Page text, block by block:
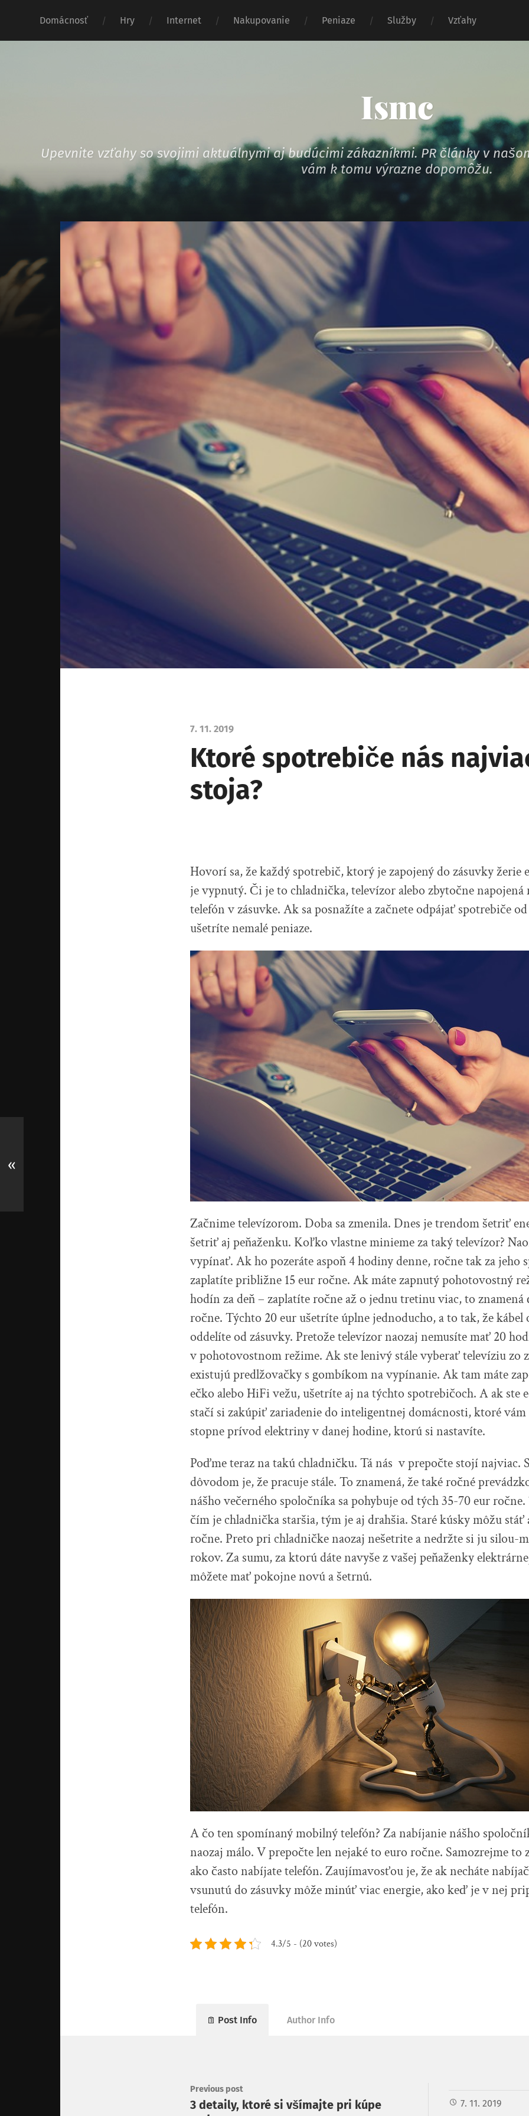
Domácnosť Hry Internet Nakupovanie Peniaze Služby Vzťahy
Ismc
Upevnite vzťahy so svojimi aktuálnymi aj budúcimi zákazníkmi. PR články v
vám k tomu výrazne dopomôžu.
7. 11. 2019
Ktoré spotrebiče nás
stoja?
Hovorí sa, že každý spotrebič, ktorý je zapojený do zásuvky žerie
je vypnutý. Či je to chladnička, televízor alebo zbytočne napojená
telefón v zásuvke. Ak sa posnažíte a začnete odpájať spotrebiče
ušetríte nemalé peniaze.
Začnime televízorom. Doba sa zmenila. Dnes je trendom šetriť
šetriť aj peňaženku. Koľko vlastne minieme za taký televízor?
vypínať. Ak ho pozeráte aspoň 4 hodiny denne, ročne tak za jeho
zaplatíte približne 15 eur ročne. Ak máte zapnutý pohotovostný
hodín za deň – zaplatíte ročne až o jednu tretinu viac, to znamená
ročne. Týchto 20 eur ušetríte úplne jednoducho, a to tak, že kábel
oddelíte od zásuvky. Pretože televízor naozaj nemusíte mať 20
v pohotovostnom režime. Ak ste lenivý stále vyberať televíziu zo
existujú predlžovačky s gombíkom na vypínanie. Ak tam máte
ečko alebo HiFi vežu, ušetríte aj na týchto spotrebičoch. A ak ste
stačí si zakúpiť zariadenie do inteligentnej domácnosti, ktoré
stopne prívod elektriny v danej hodine, ktorú si nastavíte.
Poďme teraz na takú chladničku. Tá nás v prepočte stojí najviac.
dôvodom je, že pracuje stále. To znamená, že také ročné
nášho večerného spoločníka sa pohybuje od tých 35-70 eur
čím je chladnička staršia, tým je aj drahšia. Staré kúsky môžu stáť
ročne. Preto pri chladničke naozaj nešetrite a nedržte si ju silou-
rokov. Za sumu, za ktorú dáte navyše z vašej peňaženky
môžete mať pokojne novú a šetrnú.
A čo ten spomínaný mobilný telefón? Za nabíjanie nášho
naozaj málo. V prepočte len nejaké to euro ročne. Samozrejme to
ako často nabíjate telefón. Zaujímavosťou je, že ak necháte
vsunutú do zásuvky môže minúť viac energie, ako keď je v nej
telefón.
4.3/5 - (20 votes)
Post Info Author Info
7. 11. 2019
Previous post
3 detaily, ktoré si všímajte pri kúpe
«